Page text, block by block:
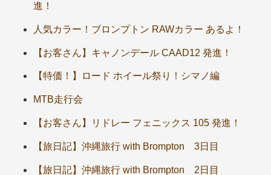
進！
人気カラー！ブロンプトン RAWカラー あるよ！
【お客さん】キャノンデール CAAD12 発進！
【特価！】ロード ホイール祭り！シマノ編
MTB走行会
【お客さん】リドレー フェニックス 105 発進！
【旅日記】沖縄旅行 with Brompton 3日目
【旅日記】沖縄旅行 with Brompton 2日目